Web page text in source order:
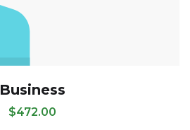
Business
$472.00